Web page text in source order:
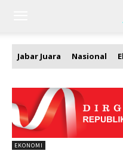
Jabar Juara Nasional
EKONOMI